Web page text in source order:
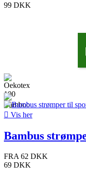
99 DKK
 Vis her
Bambus
FRA 62 DKK
69 DKK